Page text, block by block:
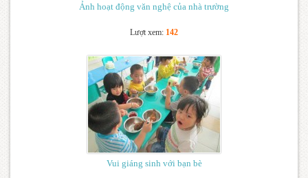
Ảnh hoạt động văn nghệ của nhà trường
Lượt xem: 142
Vui giáng sinh với bạn bè